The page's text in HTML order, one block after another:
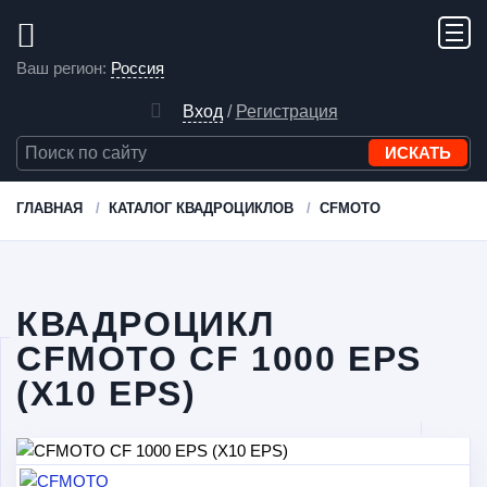
Ваш регион: Россия
Вход / Регистрация
ГЛАВНАЯ КАТАЛОГ КВАДРОЦИКЛОВ CFMOTO
КВАДРОЦИКЛ
CFMOTO CF 1000 EPS
(X10 EPS)